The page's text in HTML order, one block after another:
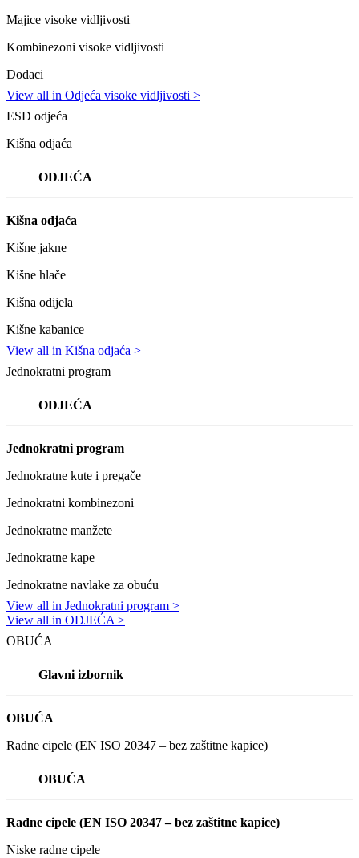
Majice visoke vidljivosti
Kombinezoni visoke vidljivosti
Dodaci
View all in Odjeća visoke vidljivosti >
ESD odjeća
Kišna odjaća
ODJEĆA
Kišna odjaća
Kišne jakne
Kišne hlače
Kišna odijela
Kišne kabanice
View all in Kišna odjaća >
Jednokratni program
ODJEĆA
Jednokratni program
Jednokratne kute i pregače
Jednokratni kombinezoni
Jednokratne manžete
Jednokratne kape
Jednokratne navlake za obuću
View all in Jednokratni program >
View all in ODJEĆA >
OBUĆA
Glavni izbornik
OBUĆA
Radne cipele (EN ISO 20347 – bez zaštitne kapice)
OBUĆA
Radne cipele (EN ISO 20347 – bez zaštitne kapice)
Niske radne cipele